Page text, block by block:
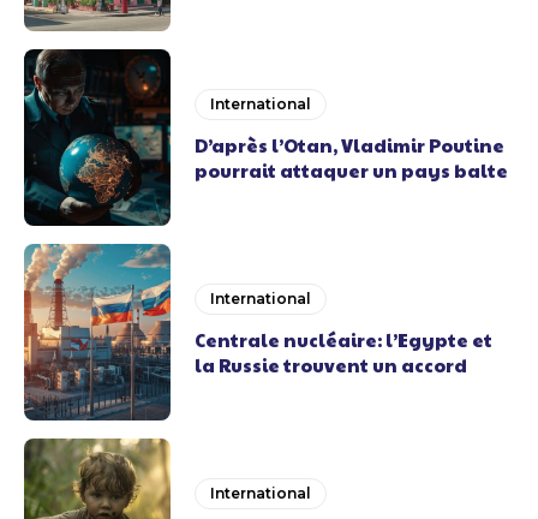
International
D’après l’Otan, Vladimir Poutine
pourrait attaquer un pays balte
International
Centrale nucléaire: l’Egypte et
la Russie trouvent un accord
International